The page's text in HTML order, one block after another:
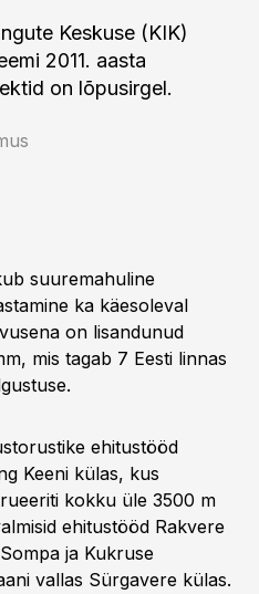
Keskuse (KIK)
2011. aasta
on lõpusirgel.
suuremahuline
ka käesoleval
on lisandunud
mis tagab 7 Eesti linnas
ehitustööd
Keeni külas, kus
kokku üle 3500 m
ehitustööd Rakvere
ja Kukruse
vallas Sürgavere külas.